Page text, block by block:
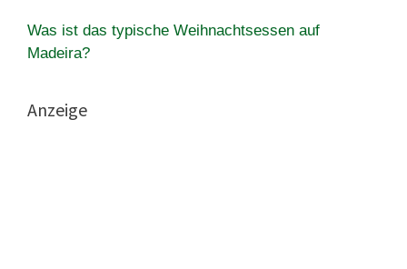
Was ist das typische Weihnachtsessen auf
Madeira?
Anzeige